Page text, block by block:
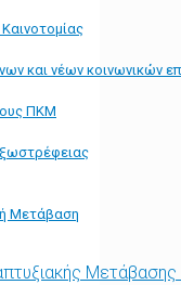
και νέων κοινωνικών
ΠΚΜ
Μετάβαση